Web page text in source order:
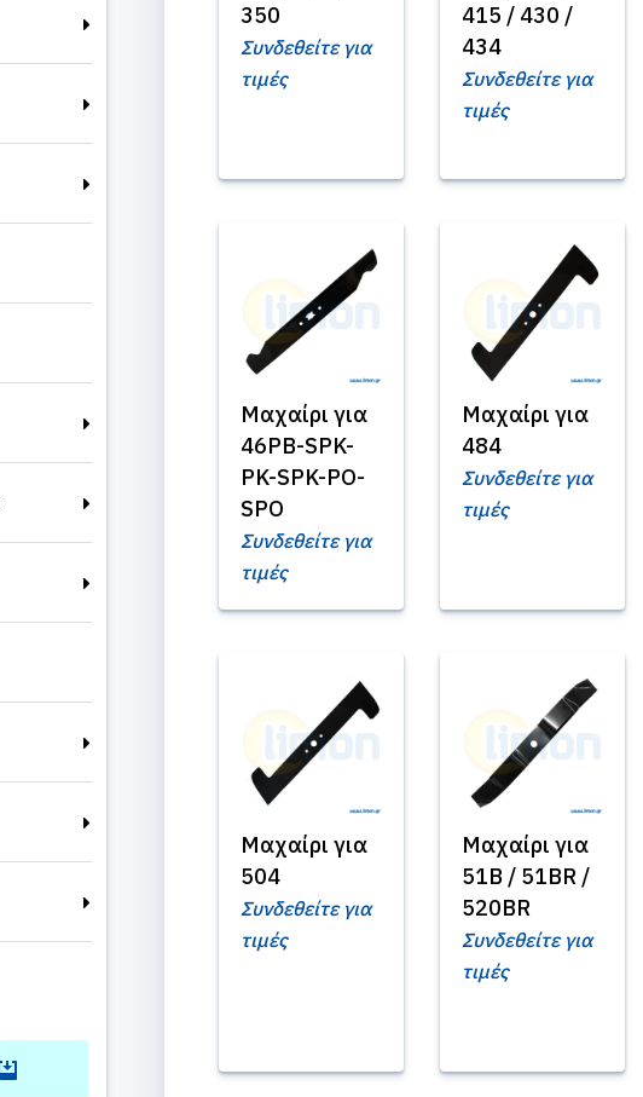
350
Συνδεθείτε για
τιμές
415 / 430 /
434
Συνδεθείτε για
τιμές
Μαχαίρι για
46PB-SPK-
PK-SPK-PO-
SPO
Συνδεθείτε για
τιμές
Μαχαίρι για
484
Συνδεθείτε για
τιμές
Μαχαίρι για
504
Συνδεθείτε για
τιμές
Μαχαίρι για
51B / 51BR /
520BR
Συνδεθείτε για
τιμές